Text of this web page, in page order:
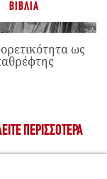
ΒΙΒΛΊΑ
ως
ΠΕΡΙΣΣΌΤΕΡΑ